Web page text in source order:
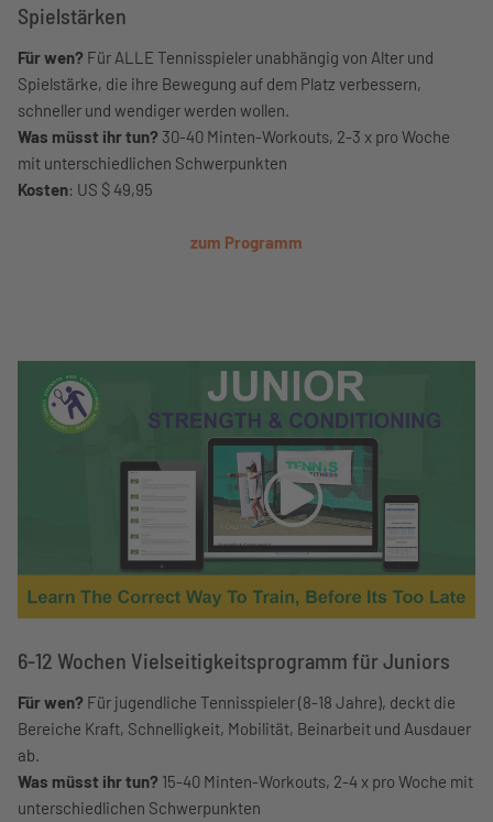
Spielstärken
Für wen? Für ALLE Tennisspieler unabhängig von Alter und
Spielstärke, die ihre Bewegung auf dem Platz verbessern,
schneller und wendiger werden wollen.
Was müsst ihr tun? 30-40 Minten-Workouts, 2-3 x pro Woche
mit unterschiedlichen Schwerpunkten
Kosten: US $ 49,95
zum Programm
6-12 Wochen Vielseitigkeitsprogramm für Juniors
Für wen? Für jugendliche Tennisspieler (8-18 Jahre), deckt die
Bereiche Kraft, Schnelligkeit, Mobilität, Beinarbeit und Ausdauer
ab.
Was müsst ihr tun? 15-40 Minten-Workouts, 2-4 x pro Woche mit
unterschiedlichen Schwerpunkten